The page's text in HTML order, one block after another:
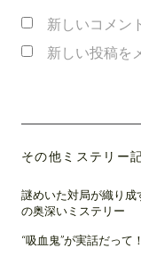
新しいコメン
新しい投稿を
その他ミステリー
謎めいた対局が織り成
の奥深いミステリー
“吸血鬼”が実話だって！